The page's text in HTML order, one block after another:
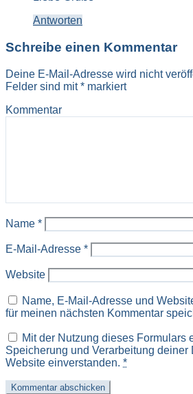
Antworten
Schreibe einen Kommentar
Deine E-Mail-Adresse wird nicht
Felder sind mit* markiert
Kommentar
Name *
E-Mail-Adresse *
Website
Name, E-Mail-Adresse und
für meinen nächsten Kommentar
Mit der Nutzung dieses Formulars
Speicherung und Verarbeitung deiner
Website einverstanden. *